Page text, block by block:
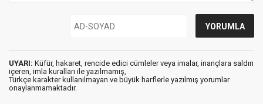
UYARI: Küfür, hakaret, rencide edici cümleler veya imalar, inançlara saldırı
içeren, imla kuralları ile yazılmamış,
Türkçe karakter kullanılmayan ve büyük harflerle yazılmış yorumlar
onaylanmamaktadır.